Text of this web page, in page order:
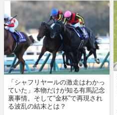
「シャフリヤールの激走はわかっ
ていた」本物だけが知る有馬記念
裏事情。そして“金杯”で再現され
る波乱の結末とは？